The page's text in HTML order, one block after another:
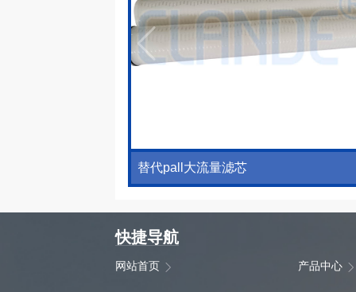
替代pall大流量滤芯
快捷导航
网站首页 产品中心